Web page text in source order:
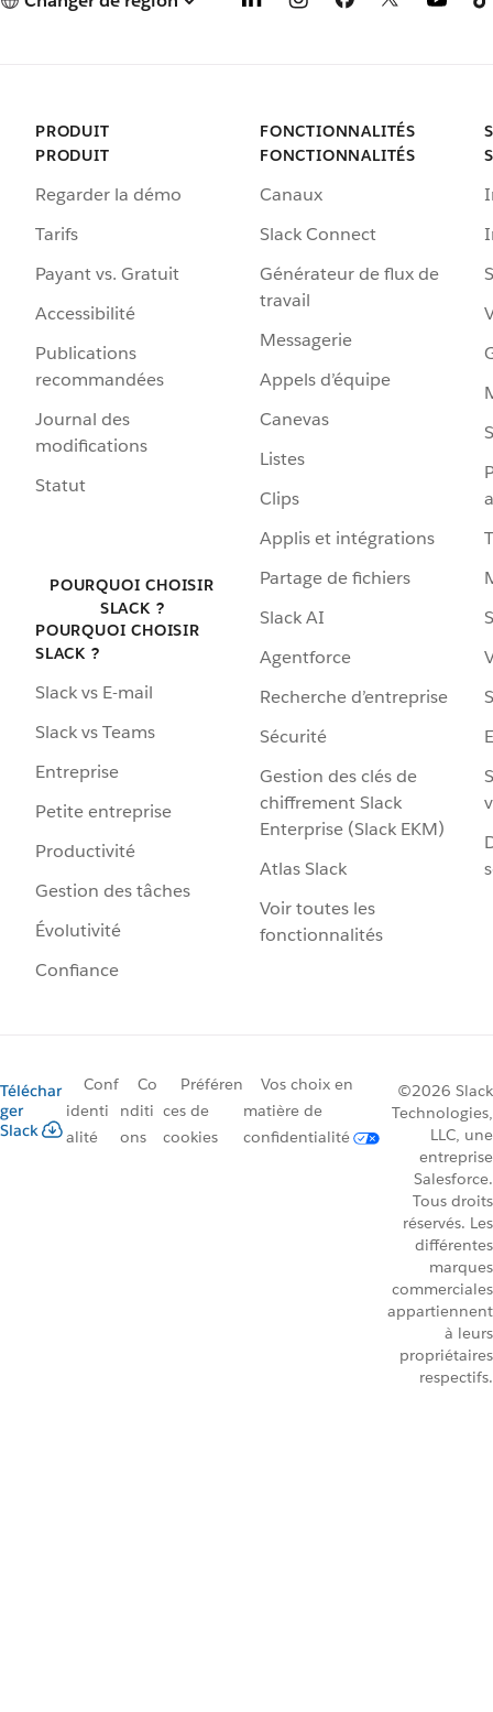
PRODUIT
PRODUIT
Regarder la démo
Tarifs
Payant vs. Gratuit
Accessibilité
Publications
recommandées
Journal des
modifications
Statut
POURQUOI CHOISIR
SLACK ?
POURQUOI CHOISIR
SLACK ?
Slack vs E-mail
Slack vs Teams
Entreprise
Petite entreprise
Productivité
Gestion des tâches
Évolutivité
Confiance
FONCTIONNALITÉS
FONCTIONNALITÉS
Canaux
Slack Connect
Générateur de flux de
travail
Messagerie
Appels d’équipe
Canevas
Listes
Clips
Applis et intégrations
Partage de fichiers
Slack AI
Agentforce
Recherche d’entreprise
Sécurité
Gestion des clés de
chiffrement Slack
Enterprise (Slack EKM)
Atlas Slack
Voir toutes les
fonctionnalités
Téléchar
ger
Slack
Conf
identi
alité
Co
nditi
ons
Préféren
ces de
cookies
Vos choix en
matière de
confidentialité
©2026 Slack
Technologies,
LLC, une
entreprise
Salesforce.
Tous droits
réservés. Les
différentes
marques
commerciales
appartiennent
à leurs
propriétaires
respectifs.